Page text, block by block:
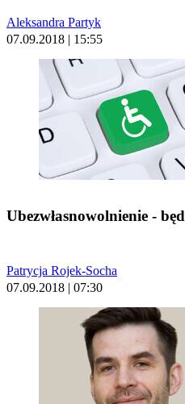
Aleksandra Partyk
07.09.2018 | 15:55
Ubezwłasnowolnienie -
Patrycja Rojek-Socha
07.09.2018 | 07:30